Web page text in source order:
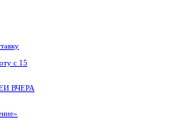
с 15
ВЧЕРА